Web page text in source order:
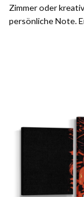
Zimmer oder
persönliche Note.